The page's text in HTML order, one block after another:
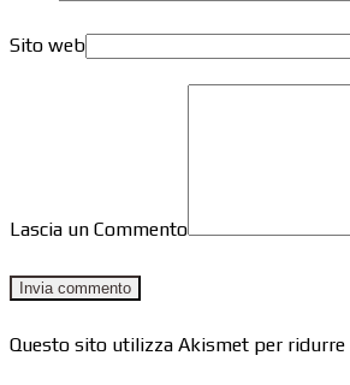
Sito web
Lascia un Commento
Questo sito utilizza Akismet per ridurre